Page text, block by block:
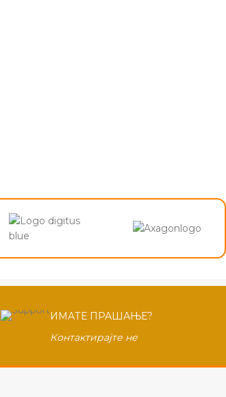
ИМАТЕ ПРАШАЊЕ?
Контактирајте не